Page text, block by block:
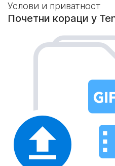
Услови и приватност
Почетни кораци у